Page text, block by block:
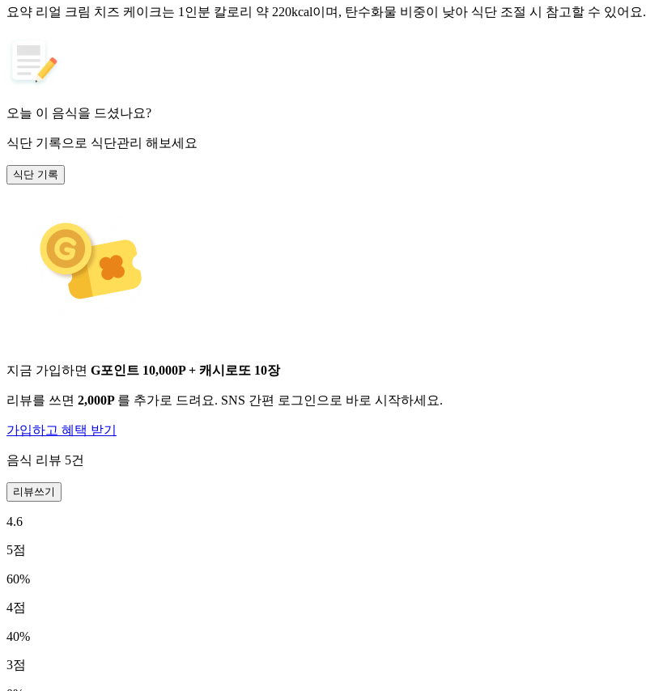
요약 리얼 크림 치즈 케이크는 1인분 칼로리 약 220kcal이며, 탄수화물 비중이 낮아 식단 조절 시 참고할 수 있어요.
오늘 이 음식을 드셨나요?
식단 기록으로 식단관리 해보세요
식단 기록
지금 가입하면 G포인트 10,000P + 캐시로또 10장
리뷰를 쓰면 2,000P 를 추가로 드려요. SNS 간편 로그인으로 바로 시작하세요.
가입하고 혜택 받기
음식 리뷰 5건
리뷰쓰기
4.6
5점
60%
4점
40%
3점